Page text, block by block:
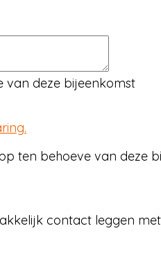
van deze bijeenkomst
behoeve van deze
contact leggen